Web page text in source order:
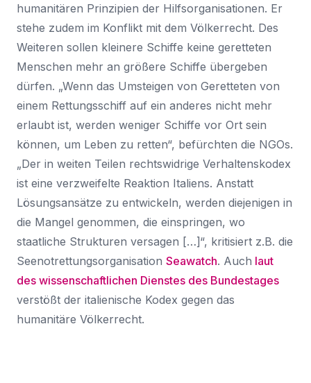
humanitären Prinzipien der Hilfsorganisationen. Er
stehe zudem im Konflikt mit dem Völkerrecht. Des
Weiteren sollen kleinere Schiffe keine geretteten
Menschen mehr an größere Schiffe übergeben
dürfen. „Wenn das Umsteigen von Geretteten von
einem Rettungsschiff auf ein anderes nicht mehr
erlaubt ist, werden weniger Schiffe vor Ort sein
können, um Leben zu retten“, befürchten die NGOs.
„Der in weiten Teilen rechtswidrige Verhaltenskodex
ist eine verzweifelte Reaktion Italiens. Anstatt
Lösungsansätze zu entwickeln, werden diejenigen in
die Mangel genommen, die einspringen, wo
staatliche Strukturen versagen […]“, kritisiert z.B. die
Seenotrettungsorganisation Seawatch. Auch laut
des wissenschaftlichen Dienstes des Bundestages
verstößt der italienische Kodex gegen das
humanitäre Völkerrecht.